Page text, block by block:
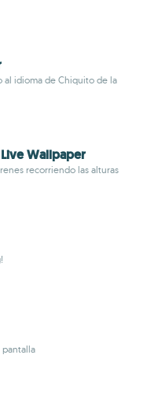
al idioma de Chiquito de la
Wallpaper
recorriendo las alturas
pantalla